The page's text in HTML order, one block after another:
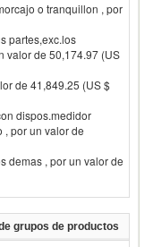
o tranquillon , por
partes,exc.los
valor de 50,174.97 (US
de 41,849.25 (US $
dispos.medidor
por un valor de
demas , por un valor de
grupos de productos